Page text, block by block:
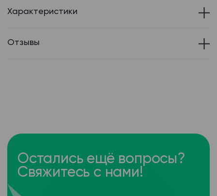
Характеристики
Отзывы
Остались ещё вопросы?
Свяжитесь с нами!